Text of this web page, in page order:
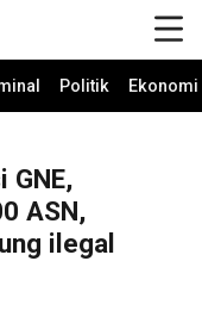
Politik
GNE,
ASN,
ilegal